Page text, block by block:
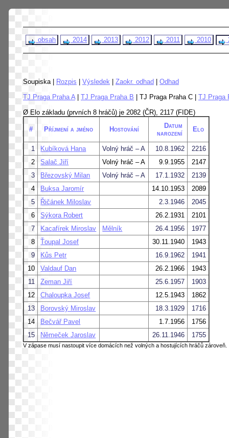
obsah 2014 2013 2012 2011 2010
Soupiska | Rozpis Výsledek Zaokr. odhad
Odhad
TJ Praga Praha A
TJ Praga Praha B | TJ Praga Praha C | TJ Praga
Ø Elo základu (prvních 8 hráčů) je 2082 (ČR), 2117 (FIDE)
# Příjmení a jméno Hostování
Datum
narození
Elo
1 Kubíková Hana Volný hráč – A 10.8.1962
2216
2
Salač Jiří Volný hráč – A 9.9.1955
2147
3
Březovský Milan Volný hráč – A 17.1.1932
2139
4
Buksa Jaromír 14.10.1953
2089
5
Řičánek Miloslav 2.3.1946
2045
6
Sýkora Robert 26.2.1931
2101
7
Kacafírek Miroslav Mělník 26.4.1956
1977
8
Ťoupal Josef 30.11.1940
1943
9
Kůs Petr 16.9.1962
1941
10
Valdauf Dan 26.2.1966
1943
11
Zeman Jiří 25.6.1957
1903
12
Chaloupka Josef 12.5.1943
1862
13
Borovský Miroslav 18.3.1929
1716
14
Bečvář Pavel 1.7.1956
1756
15
Němeček Jaroslav 26.11.1946 1755
V zápase musí nastoupit více domácích než volných a hostujících hráčů zároveň.